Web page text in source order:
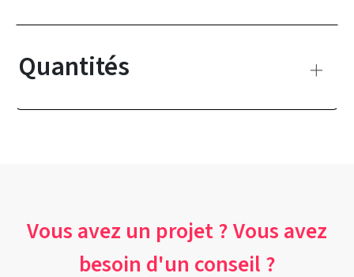
Quantités
Vous avez un projet ? Vous avez
besoin d'un conseil ?